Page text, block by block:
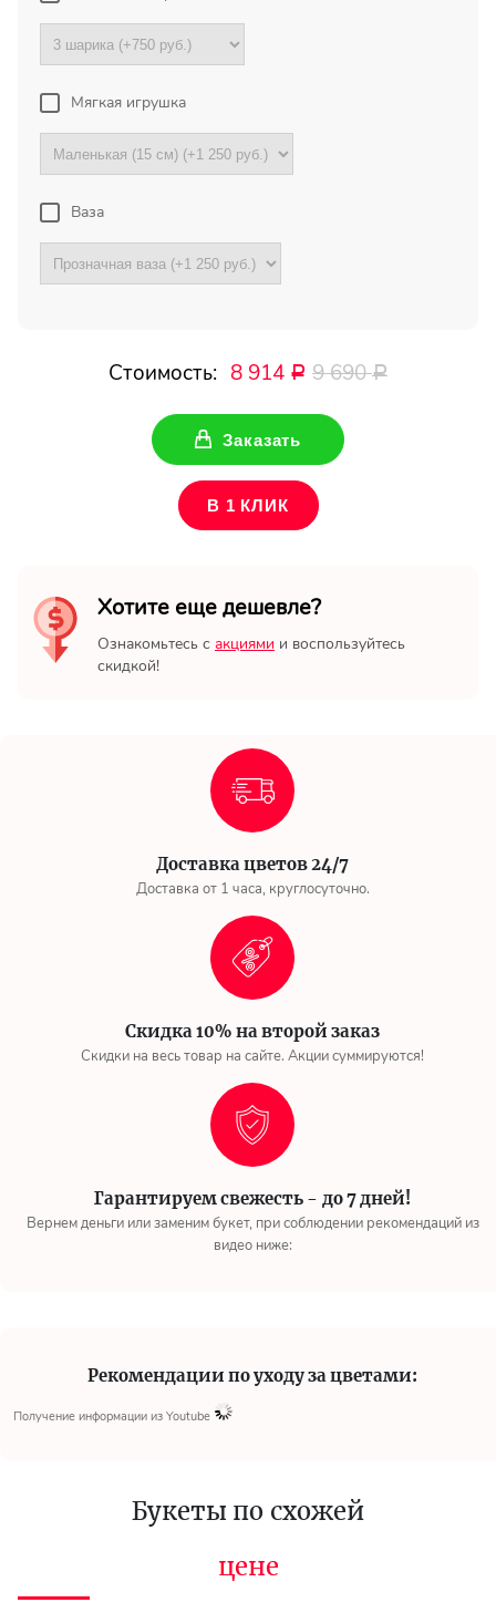
Букет с хризантемами и
герберами оказался очень
красивый! Цветы свежие !
Спасибо !
Все отзывы
ПОДПИШИТЕСЬ!
Ваше имя
Мягкая игрушка
Ваза
Стоимость: 8 914 Р 9 690Р
Заказать
В 1 КЛИК
Хотите еще дешевле?
Ознакомьтесь с акциями и воспользуйтесь
скидкой!
Доставка цветов 24/7
Доставка от 1 часа, круглосуточно.
Скидка 10% на второй заказ
Скидки на весь товар на сайте. Акции суммируются!
Гарантируем свежесть - до 7 дней!
Вернем деньги или заменим букет, при соблюдении рекомендаций из
видео ниже:
Рекомендации по уходу за цветами:
Получение информации из Youtube
Букеты по схожей
цене